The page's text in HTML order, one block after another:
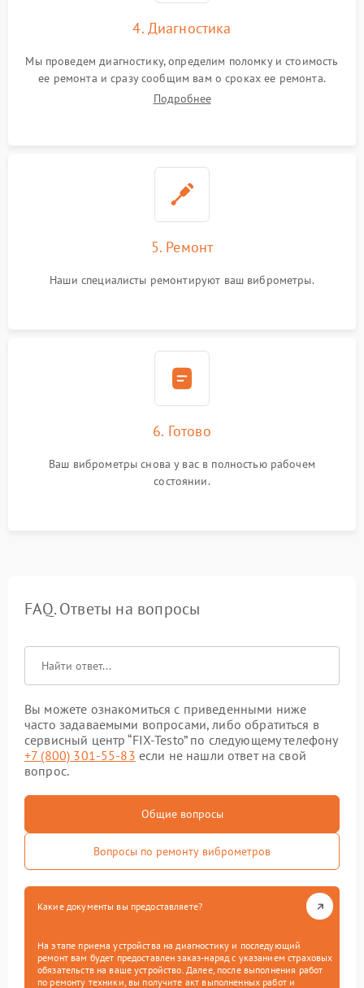
4. Диагностика
Мы проведем диагностику, определим поломку и стоимость
ее ремонта и сразу сообщим вам о сроках ее ремонта.
Подробнее
5. Ремонт
Наши специалисты ремонтируют ваш виброметры.
6. Готово
Ваш виброметры снова у вас в полностью рабочем
состоянии.
FAQ. Ответы на вопросы
Вы можете ознакомиться с приведенными ниже
часто задаваемыми вопросами, либо обратиться в
сервисный центр “FIX-Testo” по следующему телефону
+7 (800) 301-55-83 если не нашли ответ на свой
вопрос.
Общие вопросы
Вопросы по ремонту виброметров
Какие документы вы предоставляете?
На этапе приема устройства на диагностику и последующий
ремонт вам будет предоставлен заказ-наряд с указанием страховых
обязательств на ваше устройство. Далее, после выполнения работ
по ремонту техники, вы получите акт выполненных работ и